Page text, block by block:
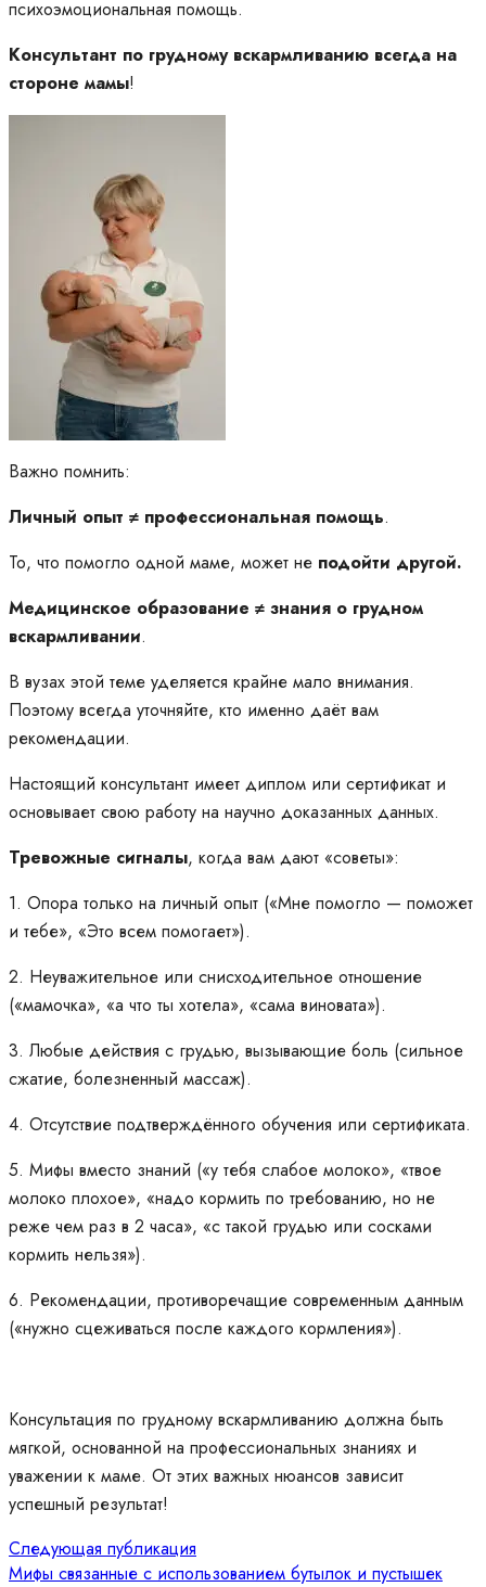
психоэмоциональная помощь.
Консультант по грудному вскармливанию всегда на
стороне мамы!
Важно помнить:
Личный опыт ≠ профессиональная помощь.
То, что помогло одной маме, может не подойти другой.
Медицинское образование ≠ знания о грудном
вскармливании.
В вузах этой теме уделяется крайне мало внимания.
Поэтому всегда уточняйте, кто именно даёт вам
рекомендации.
Настоящий консультант имеет диплом или сертификат и
основывает свою работу на научно доказанных данных.
Тревожные сигналы, когда вам дают «советы»:
1. Опора только на личный опыт («Мне помогло — поможет
и тебе», «Это всем помогает»).
2. Неуважительное или снисходительное отношение
(«мамочка», «а что ты хотела», «сама виновата»).
3. Любые действия с грудью, вызывающие боль (сильное
сжатие, болезненный массаж).
4. Отсутствие подтверждённого обучения или сертификата.
5. Мифы вместо знаний («у тебя слабое молоко», «твое
молоко плохое», «надо кормить по требованию, но не
реже чем раз в 2 часа», «с такой грудью или сосками
кормить нельзя»).
6. Рекомендации, противоречащие современным данным
(«нужно сцеживаться после каждого кормления»).
Консультация по грудному вскармливанию должна быть
мягкой, основанной на профессиональных знаниях и
уважении к маме. От этих важных нюансов зависит
успешный результат!
Следующая публикация
Мифы связанные с использованием бутылок и пустышек